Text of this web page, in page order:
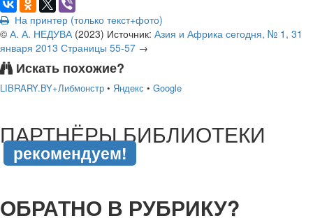
На принтер (только текст+фото)
© А. А. НЕДУВА(2023) Источник: Азия и Африка сегодня, № 1, 31
января 2013 Страницы 55-57 →
Искать похожие?
LIBRARY.BY+Либмонстр • Яндекс • Google
ПАРТНЁРЫ БИБЛИОТЕКИ
рекомендуем!
ОБРАТНО В РУБРИКУ?